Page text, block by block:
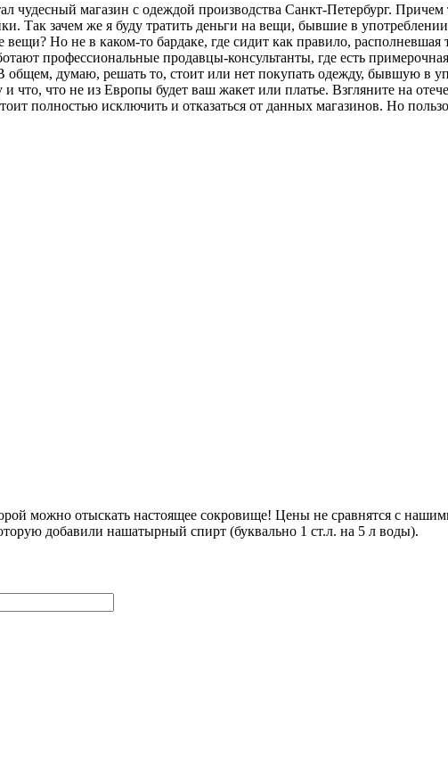
магазин с одеждой производства Санкт-Петербург.
Так зачем же я буду тратить деньги на вещи, бывшие в
Но не в каком-то бардаке, где сидит как правило,
профессиональные продавцы-консультанты, где есть
думаю, решать то, стоит или нет покупать одежду, бывшую в
что, что не из Европы будет ваш жакет или платье. Взгляните на
полностью исключить и отказаться от данных магазинов. Но
можно отыскать настоящее сокровище! Цены не сравнятся с
добавили нашатырный спирт (буквально 1 ст.л. на 5 л воды).